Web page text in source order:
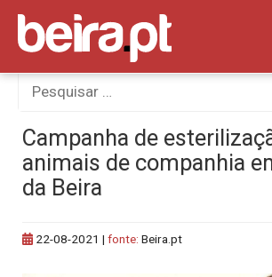
Skip
content
Procurar
por:
Campanha de
animais de companhia
da Beira
22-08-2021 | fonte: Beira.pt